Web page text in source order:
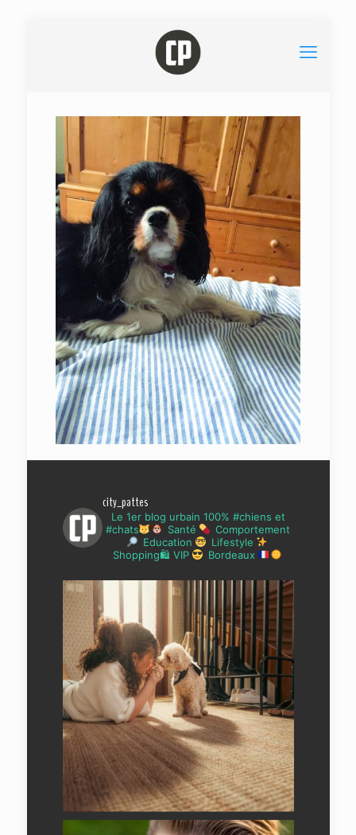
city_pattes
Le 1er blog urbain 100% #chiens et
#chats
Santé
Comportement
Education
Lifestyle
Shopping🛍 VIP
Bordeaux